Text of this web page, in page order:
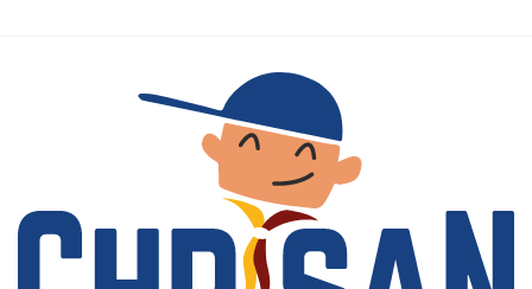
escolhidas
na
página